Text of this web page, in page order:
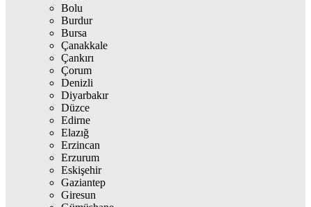
Bolu
Burdur
Bursa
Çanakkale
Çankırı
Çorum
Denizli
Diyarbakır
Düzce
Edirne
Elazığ
Erzincan
Erzurum
Eskişehir
Gaziantep
Giresun